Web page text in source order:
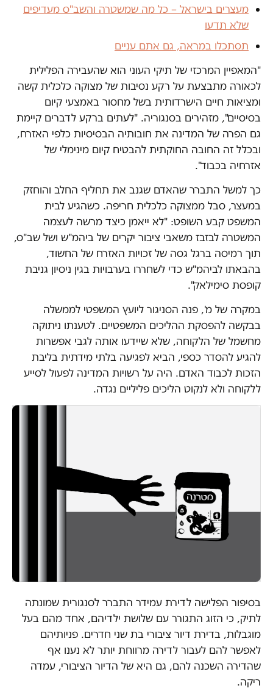
מעצרים בישראל – כל מה שמשטרה והשב"ס מעדיפים
שלא תדעו
תסתכלו במראה, גם אתם עניים
"המאפיין המרכזי של תיקי העוני הוא שהעבירה הפלילית
לכאורה מתבצעת על רקע נסיבות של מצוקה כלכלית קשה
ומציאות חיים הישרדותית בשל מחסור באמצעי קיום
בסיסיים", מזהירים בסנגוריה. "לעתים ברקע לדברים קיימת
גם הפרה של המדינה את חובותיה הבסיסיות כלפי האזרח,
ובכלל זה החובה החוקתית להבטיח קיום מינימלי של
אזרחיה בכבוד".
כך למשל התברר שהאדם שגנב את תחליף החלב והוחזק
במעצר, סבל ממצוקה כלכלית חריפה. כשהגיע לבית
המשפט קבע השופט: "לא ייאמן כיצד מרשה לעצמה
המשטרה לבזבז משאבי ציבור יקרים של ביהמ"ש ושל שב"ס,
תוך רמיסה ברגל גסה של זכויות האזרח של החשוד,
בהבאתו לביהמ"ש כדי לשחררו בערבויות בגין ניסיון גניבת
קופסת סימילאק".
במקרה של מ', פנה הסניגור ליועץ המשפטי לממשלה
בבקשה להפסקת ההליכים המשפטיים. לטענתו ניתוקה
מחשמל של הלקוחה, שלא שיידעו אותה לגבי אפשרות
להגיע להסדר כספי, הביא לפגיעה בלתי מידתית בליבת
הזכות לכבוד האדם. היה על רשויות המדינה לפעול לסייע
ללקוחה ולא לנקוט הליכים פליליים נגדה.
בסיפור הפלישה לדירת עמידר התברר לסנגורית שמונתה
לתיק, כי הזוג התגורר עם שלושת ילדיהם, אחד מהם בעל
מוגבלות, בדירת דיור ציבורי בת שני חדרים. פניותיהם
לאפשר להם לעבור לדירה מרווחת יותר לא נענו אף
שהדירה השכנה להם, גם היא של הדיור הציבורי, עמדה
ריקה.